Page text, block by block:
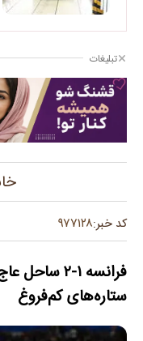
تبلیغات
کد خبر:۹۷۷۱۲۸
فرانسه ۱-۲
ستاره‌های کم‌فروغ